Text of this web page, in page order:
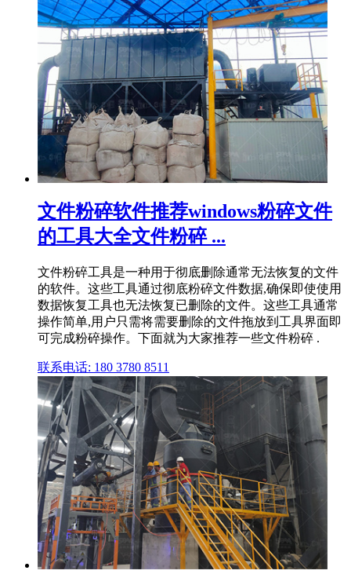
文件粉碎软件推荐windows粉碎文件
的工具大全文件粉碎 ...
文件粉碎工具是一种用于彻底删除通常无法恢复的文件
的软件。这些工具通过彻底粉碎文件数据,确保即使使用
数据恢复工具也无法恢复已删除的文件。这些工具通常
操作简单,用户只需将需要删除的文件拖放到工具界面即
可完成粉碎操作。下面就为大家推荐一些文件粉碎 .
联系电话: 180 3780 8511